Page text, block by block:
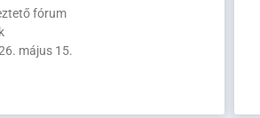
fórum
május 15.